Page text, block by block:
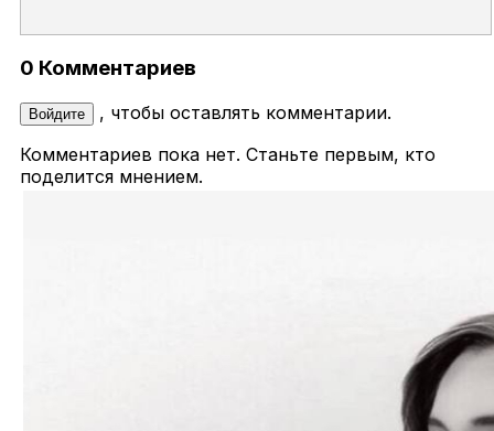
0 Комментариев
Войдите
, чтобы оставлять комментарии.
Комментариев пока нет. Станьте первым, кто
поделится мнением.